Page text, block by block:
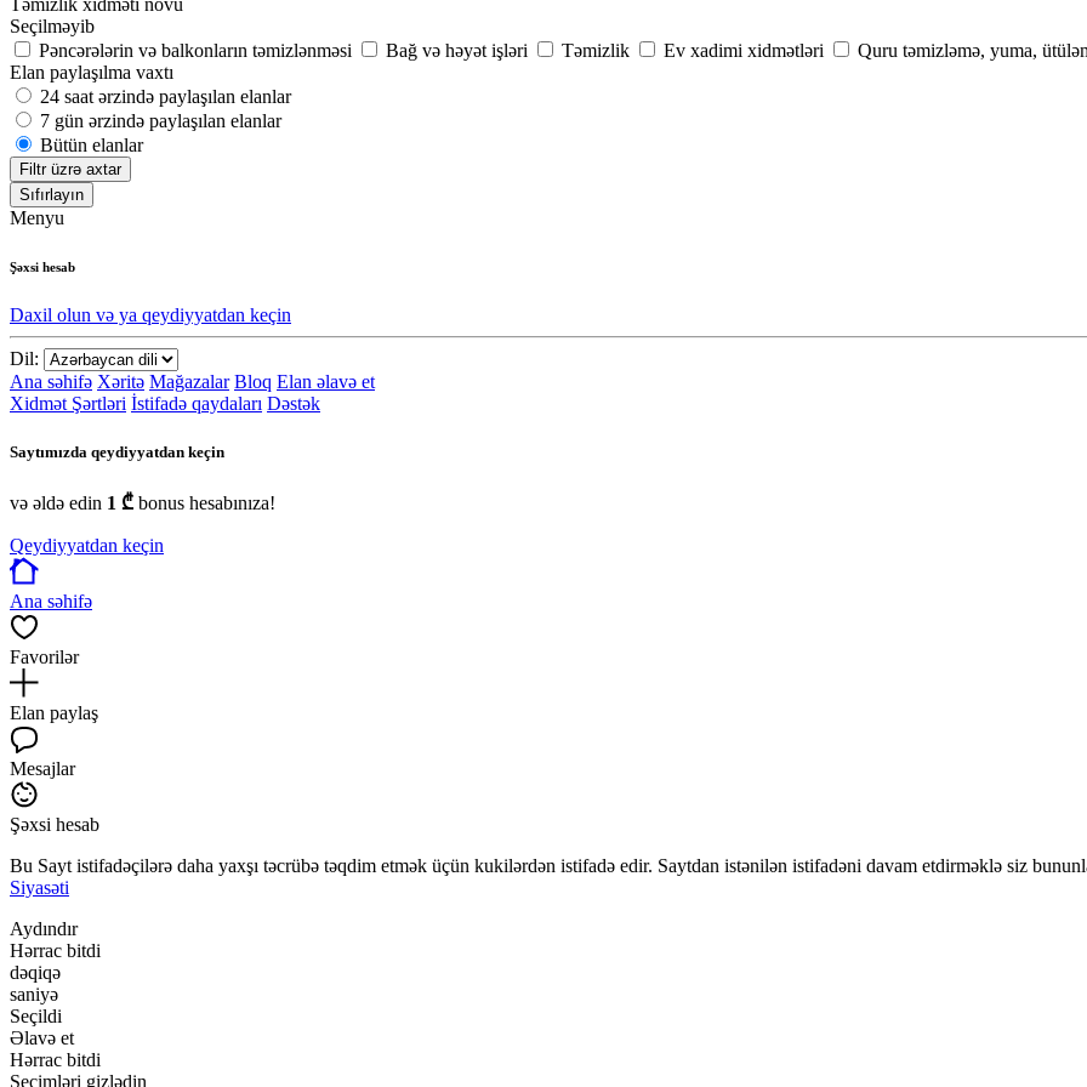
Təmizlik xidməti növü
Seçilməyib
Pəncərələrin və balkonların təmizlənməsi
Bağ və həyət işləri Təmizlik Ev xadimi xidmətləri
Quru təmizləmə, yuma,
Elan paylaşılma vaxtı
24 saat ərzində paylaşılan elanlar
7 gün ərzində paylaşılan elanlar
Bütün elanlar
Filtr üzrə axtar
Sıfırlayın
Menyu
Şəxsi hesab
Daxil olun və ya qeydiyyatdan keçin
Dil:
Ana səhifə Xəritə Mağazalar Bloq Elan əlavə et
Xidmət Şərtləri İstifadə qaydaları Dəstək
Saytımızda qeydiyyatdan keçin
və əldə edin 1 ₾ bonus hesabınıza!
Qeydiyyatdan keçin
Ana səhifə
Favorilər
Elan paylaş
Mesajlar
Şəxsi hesab
Bu Sayt istifadəçilərə daha yaxşı təcrübə təqdim etmək üçün kukilərdən istifadə edir. Saytdan istənilən istifadəni davam etdirməklə siz
Siyasəti
Aydındır
Hərrac bitdi
dəqiqə
saniyə
Seçildi
Əlavə et
Hərrac bitdi
Seçimləri gizlədin